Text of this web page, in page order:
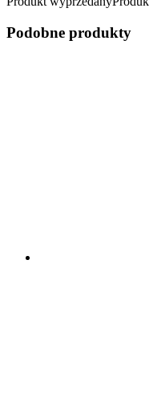
Podobne produkty